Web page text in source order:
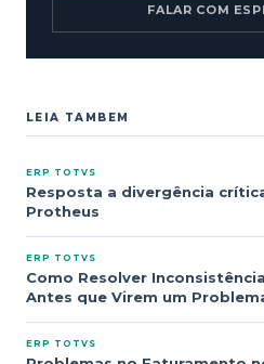
FALAR COM
LEIA TAMBEM
ERP TOTVS
Resposta a divergência
Protheus
ERP TOTVS
Como Resolver
Antes que Virem um
ERP TOTVS